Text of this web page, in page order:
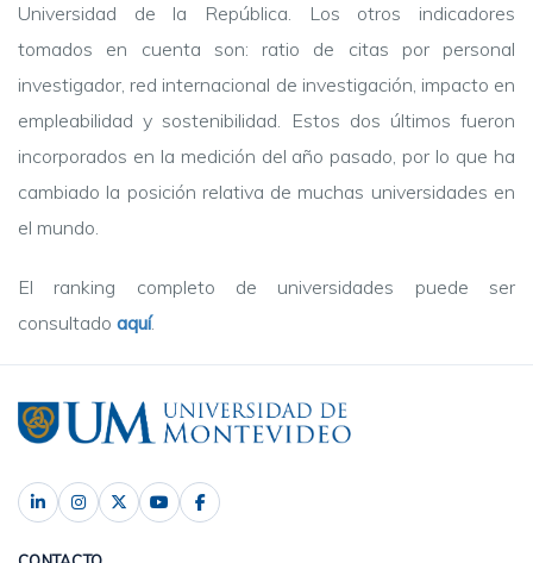
Universidad de la República. Los otros indicadores
tomados en cuenta son: ratio de citas por personal
investigador, red internacional de investigación, impacto en
empleabilidad y sostenibilidad. Estos dos últimos fueron
incorporados en la medición del año pasado, por lo que ha
cambiado la posición relativa de muchas universidades en
el mundo.
El ranking completo de universidades puede ser
consultado aquí.